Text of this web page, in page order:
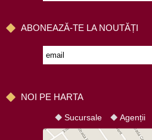
ABONEAZĂ-TE LA NOUTĂȚI
NOI PE HARTA
Sucursale Agenții